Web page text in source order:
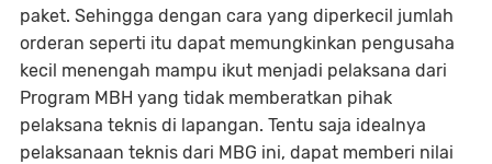
paket. Sehingga dengan cara yang diperkecil jumlah
orderan seperti itu dapat memungkinkan pengusaha
kecil menengah mampu ikut menjadi pelaksana dari
Program MBH yang tidak memberatkan pihak
pelaksana teknis di lapangan. Tentu saja idealnya
pelaksanaan teknis dari MBG ini, dapat memberi nilai